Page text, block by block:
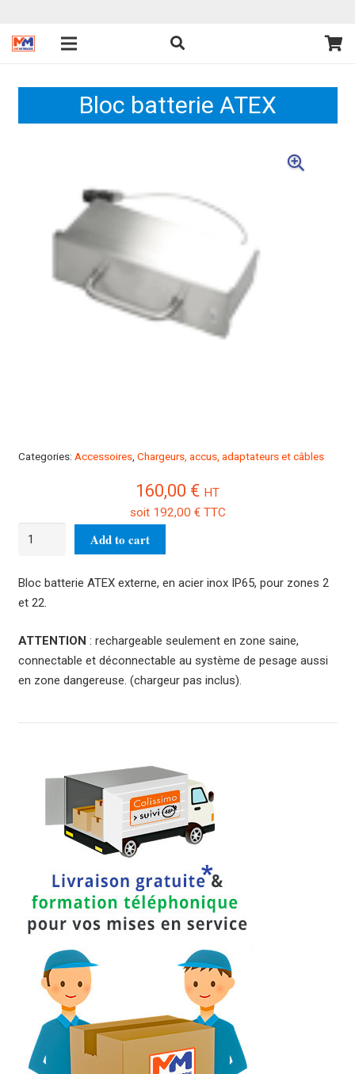
Bloc batterie ATEX
Categories: Accessoires, Chargeurs, accus, adaptateurs et câbles
160,00 € HT
soit 192,00 €TTC
Bloc
quantity
Add to cart
Bloc batterie ATEX externe, en acier inox IP65, pour zones 2
et 22.
ATTENTION : rechargeable seulement en zone saine,
connectable et déconnectable au système de pesage aussi
en zone dangereuse. (chargeur pas inclus).